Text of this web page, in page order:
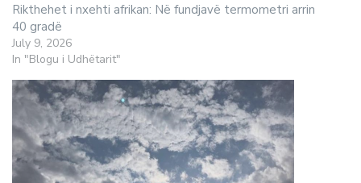
Rikthehet i nxehti afrikan: Në fundjavë termometri arrin
40 gradë
July 9, 2026
In "Blogu i Udhëtarit"